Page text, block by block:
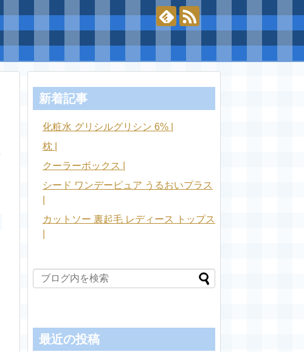
新着記事
化粧水 グリシルグリシン 6% |
枕 |
クーラーボックス |
シード ワンデーピュア うるおいプラス
カットソー 裏起毛 レディース トップス
最近の投稿